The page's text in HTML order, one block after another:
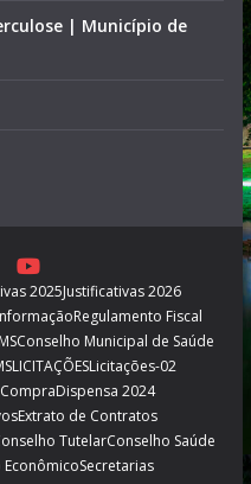
| Município de
2025Justificativas 2026
Regulamento Fiscal
Conselho Municipal de Saúde
LICITAÇÕESLicitações-02
CompraDispensa 2024
Extrato de Contratos
TutelarConselho Saúde
Secretarias